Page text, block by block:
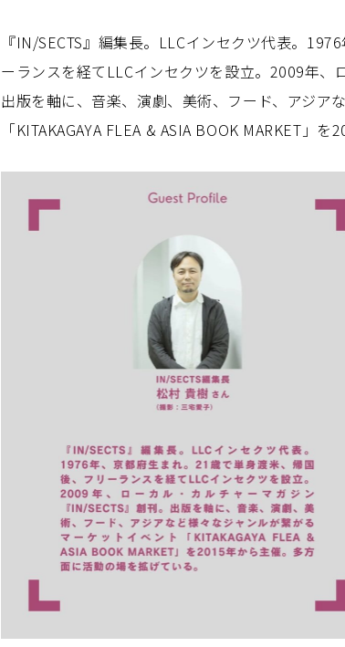
『IN/SECTS』編集長。LLCインセクツ代表。
ーランスを経てLLCインセクツを設立。2009年、
出版を軸に、音楽、演劇、美術、フード、アジア
「KITAKAGAYA FLEA & ASIA BOOK MARKET」